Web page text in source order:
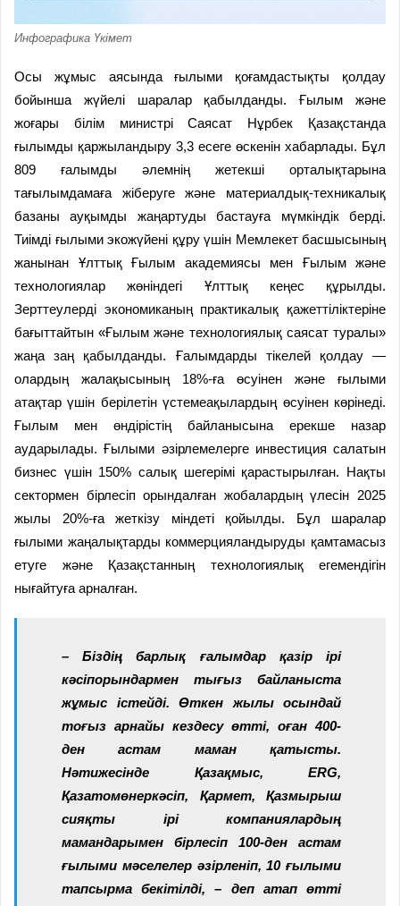
Инфографика Үкімет
Осы жұмыс аясында ғылыми қоғамдастықты қолдау
бойынша жүйелі шаралар қабылданды. Ғылым және
жоғары білім министрі Саясат Нұрбек Қазақстанда
ғылымды қаржыландыру 3,3 есеге өскенін хабарлады. Бұл
809 ғалымды әлемнің жетекші орталықтарына
тағылымдамаға жіберуге және материалдық-техникалық
базаны ауқымды жаңартуды бастауға мүмкіндік берді.
Тиімді ғылыми экожүйені құру үшін Мемлекет басшысының
жанынан Ұлттық Ғылым академиясы мен Ғылым және
технологиялар жөніндегі Ұлттық кеңес құрылды.
Зерттеулерді экономиканың практикалық қажеттіліктеріне
бағыттайтын «Ғылым және технологиялық саясат туралы»
жаңа заң қабылданды. Ғалымдарды тікелей қолдау —
олардың жалақысының 18%-ға өсуінен және ғылыми
атақтар үшін берілетін үстемеақылардың өсуінен көрінеді.
Ғылым мен өндірістің байланысына ерекше назар
аударылады. Ғылыми әзірлемелерге инвестиция салатын
бизнес үшін 150% салық шегерімі қарастырылған. Нақты
сектормен бірлесіп орындалған жобалардың үлесін 2025
жылы 20%-ға жеткізу міндеті қойылды. Бұл шаралар
ғылыми жаңалықтарды коммерцияландыруды қамтамасыз
етуге және Қазақстанның технологиялық егемендігін
нығайтуға арналған.
– Біздің барлық ғалымдар қазір ірі
кәсіпорындармен тығыз байланыста
жұмыс істейді. Өткен жылы осындай
тоғыз арнайы кездесу өтті, оған 400-
ден астам маман қатысты.
Нәтижесінде Қазақмыс, ERG,
Қазатомөнеркәсіп, Қармет, Қазмырыш
сияқты ірі компаниялардың
мамандарымен бірлесіп 100-ден астам
ғылыми мәселелер әзірленіп, 10 ғылыми
тапсырма бекітілді, – деп атап өтті